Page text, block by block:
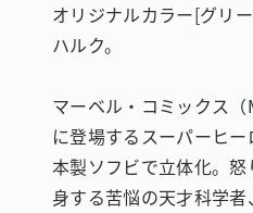
オリジナルカラー[グリ
ハルク。
マーベル・コミックス（
に登場するスーパーヒ
本製ソフビで立体化。
身する苦悩の天才科学